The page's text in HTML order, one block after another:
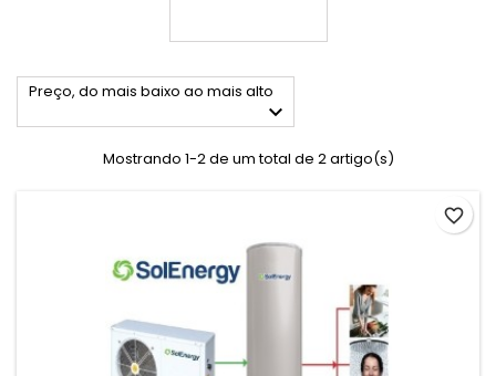
Preço, do mais baixo ao mais alto

Mostrando 1-2 de um total de 2 artigo(s)
favorite_border